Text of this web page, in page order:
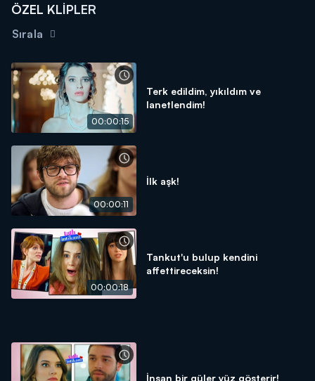
ÖZEL KLİPLER
Sırala
00:00:15
Terk edildim, yıkıldım ve
lanetlendim!
00:00:11
İlk aşk!
00:00:18
Tankut'u bulup kendini
affettireceksin!
İnsan bir güler yüz gösterir!